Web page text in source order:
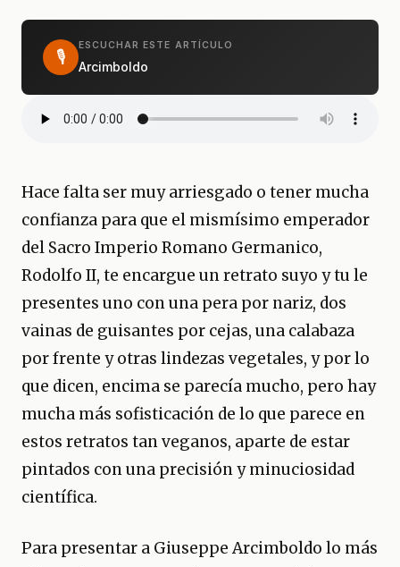
🎙
ESCUCHAR ESTE ARTÍCULO
Arcimboldo
Hace falta ser muy arriesgado o tener mucha
confianza para que el mismísimo emperador
del Sacro Imperio Romano Germanico,
Rodolfo II, te encargue un retrato suyo y tu le
presentes uno con una pera por nariz, dos
vainas de guisantes por cejas, una calabaza
por frente y otras lindezas vegetales, y por lo
que dicen, encima se parecía mucho, pero hay
mucha más sofisticación de lo que parece en
estos retratos tan veganos, aparte de estar
pintados con una precisión y minuciosidad
científica.
Para presentar a Giuseppe Arcimboldo lo más